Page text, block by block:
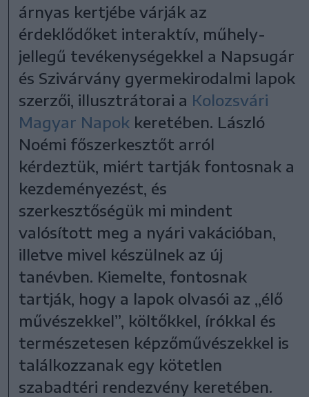
árnyas kertjébe várják az
érdeklődőket interaktív, műhely-
jellegű tevékenységekkel a Napsugár
és Szivárvány gyermekirodalmi lapok
szerzői, illusztrátorai a Kolozsvári
Magyar Napok keretében. László
Noémi főszerkesztőt arról
kérdeztük, miért tartják fontosnak a
kezdeményezést, és
szerkesztőségük mi mindent
valósított meg a nyári vakációban,
illetve mivel készülnek az új
tanévben. Kiemelte, fontosnak
tartják, hogy a lapok olvasói az „élő
művészekkel”, költőkkel, írókkal és
természetesen képzőművészekkel is
találkozzanak egy kötetlen
szabadtéri rendezvény keretében.